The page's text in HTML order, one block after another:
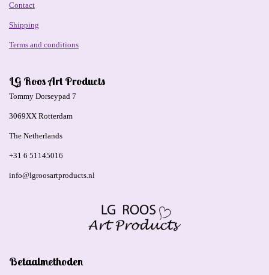
Contact
Shipping
Terms and conditions
LG Roos Art Products
Tommy Dorseypad 7
3069XX Rotterdam
The Netherlands
+31 6 51145016
info@lgroosartproducts.nl
Betaalmethoden